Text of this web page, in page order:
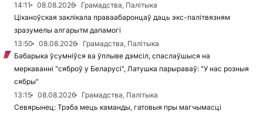
14:11
08.08.2026
Грамадства, Палітыка
Ціханоўская заклікала праваабаронцаў даць экс-палітвязням
зразумелы алгарытм дапамогі
13:50
08.08.2026
Грамадства, Палітыка
Бабарыка ўсумніўся ва ўплыве дэмсіл, спаслаўшыся на
меркаванні "сяброў у Беларусі", Латушка парыраваў: "У нас розныя
сябры"
13:15
08.08.2026
Грамадства, Палітыка
Севярынец: Трэба мець каманды, гатовыя пры магчымасці